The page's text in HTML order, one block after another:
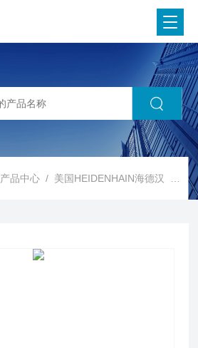
产品中心 / 美国HEIDENHAIN海德汉